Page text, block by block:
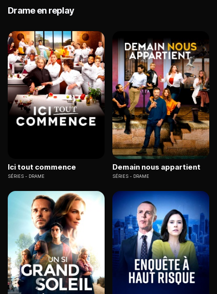
Drame en replay
Ici tout commence
SÉRIES DRAME
Demain nous appartient
SÉRIES DRAME